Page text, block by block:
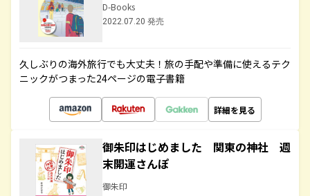
D-Books
2022.07.20 発売
久しぶりの海外旅行でも大丈夫！旅の手配や準備に使えるテク
ニックがつまった24ページの電子書籍
詳細を見る
御朱印はじめました 関東の神社 週
末開運さんぽ
御朱印